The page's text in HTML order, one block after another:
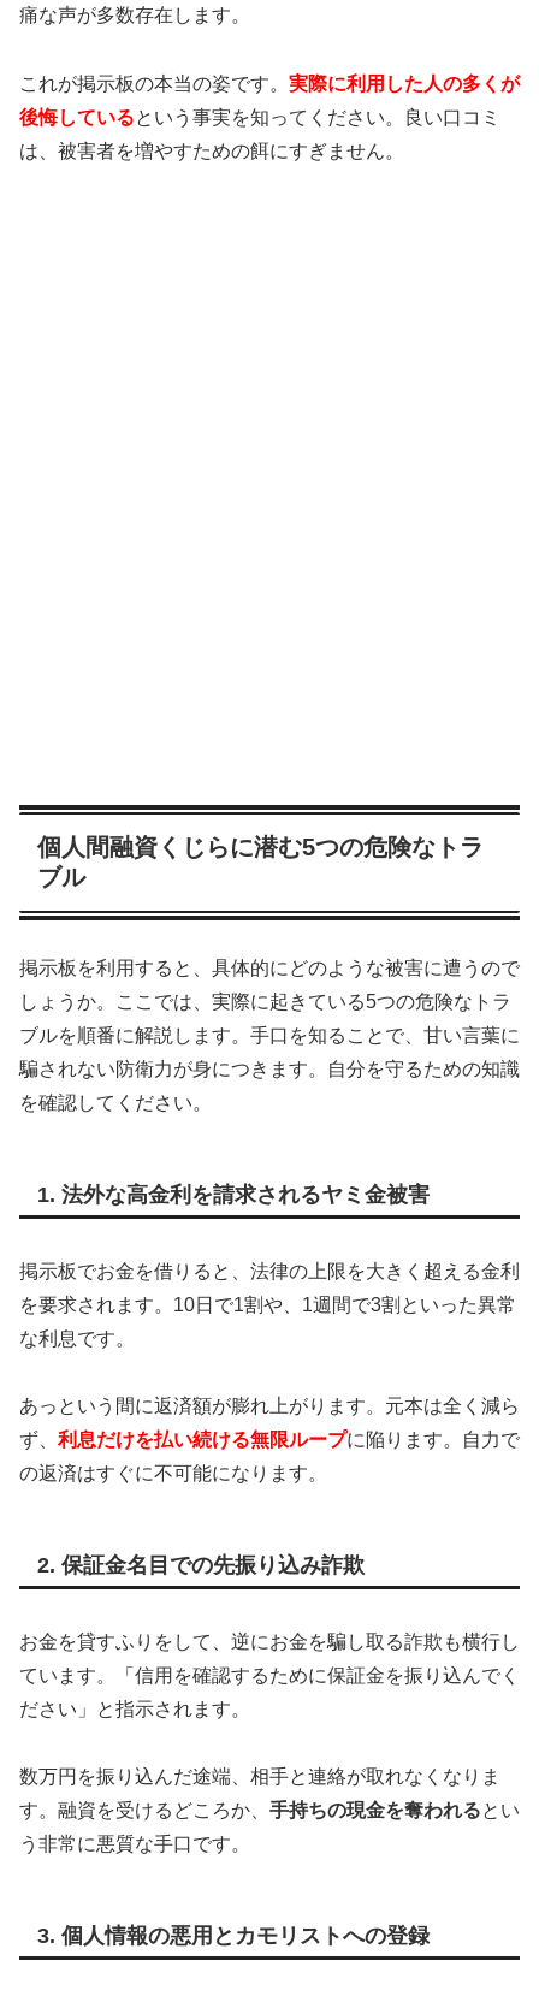
痛な声が多数存在します。
これが掲示板の本当の姿です。 実際に利用した人の多くが
後悔しているという事実を知ってください。良い口コミ
は、被害者を増やすための餌にすぎません。
個人間融資くじらに潜む5つの危険なトラ
ブル
掲示板を利用すると、具体的にどのような被害に遭うので
しょうか。ここでは、実際に起きている5つの危険なトラ
ブルを順番に解説します。手口を知ることで、甘い言葉に
騙されない防衛力が身につきます。自分を守るための知識
を確認してください。
1. 法外な高金利を請求されるヤミ金被害
掲示板でお金を借りると、法律の上限を大きく超える金利
を要求されます。10日で1割や、1週間で3割といった異常
な利息です。
あっという間に返済額が膨れ上がります。元本は全く減ら
ず、 利息だけを払い続ける無限ループに陥ります。自力で
の返済はすぐに不可能になります。
2. 保証金名目での先振り込み詐欺
お金を貸すふりをして、逆にお金を騙し取る詐欺も横行し
ています。「信用を確認するために保証金を振り込んでく
ださい」と指示されます。
数万円を振り込んだ途端、相手と連絡が取れなくなりま
す。融資を受けるどころか、 手持ちの現金を奪われるとい
う非常に悪質な手口です。
3. 個人情報の悪用とカモリストへの登録